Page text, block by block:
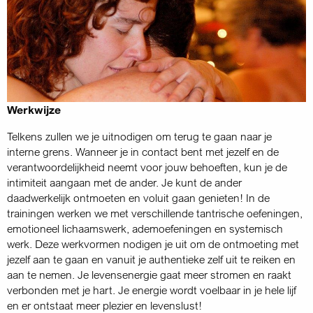
Werkwijze
Telkens zullen we je uitnodigen om terug te gaan naar je
interne grens. Wanneer je in contact bent met jezelf en de
verantwoordelijkheid neemt voor jouw behoeften, kun je de
intimiteit aangaan met de ander. Je kunt de ander
daadwerkelijk ontmoeten en voluit gaan genieten! In de
trainingen werken we met verschillende tantrische oefeningen,
emotioneel lichaamswerk, ademoefeningen en systemisch
werk. Deze werkvormen nodigen je uit om de ontmoeting met
jezelf aan te gaan en vanuit je authentieke zelf uit te reiken en
aan te nemen. Je levensenergie gaat meer stromen en raakt
verbonden met je hart. Je energie wordt voelbaar in je hele lijf
en er ontstaat meer plezier en levenslust!